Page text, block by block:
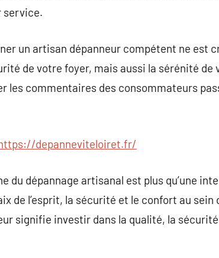
service.
un artisan dépanneur compétent ne est
de votre foyer, mais aussi la sérénité
les commentaires des consommateurs
depanneviteloiret.fr/
du dépannage artisanal est plus qu’une
de l’esprit, la sécurité et le confort au
signifie investir dans la qualité, la